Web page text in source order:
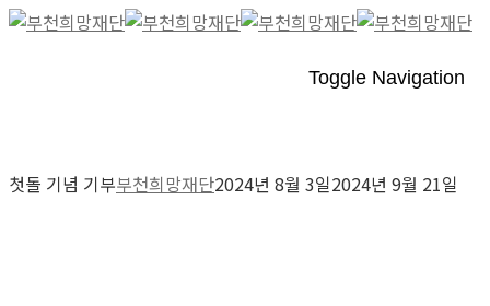
Toggle Navigation
첫돌 기념 기부부천희망재단2024년 8월 3일2024년 9월 21일